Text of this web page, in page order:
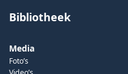
Bibliotheek
Media
Foto’s